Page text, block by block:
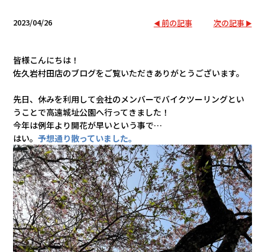
店舗情報
ご購入者サポート
アフターサポート
カタ
リコ
お問
2023/04/26 前の記事 次の記事
皆様こんにちは！
佐久岩村田店のブログをご覧いただきありがとうございます。
先日、休みを利用して会社のメンバーでバイクツーリングとい
うことで高遠城址公園へ行ってきました！
今年は例年より開花が早いという事で…
はい。予想通り散っていました。